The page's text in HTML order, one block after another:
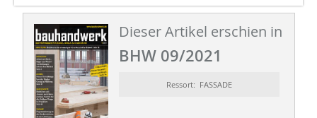
Dieser Artikel erschien in
BHW 09/2021
Ressort: FASSADE